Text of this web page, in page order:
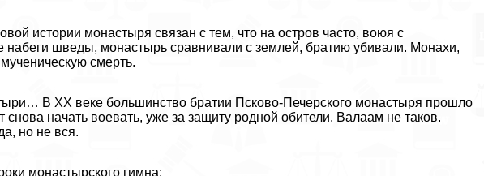
истории монастыря связан с тем, что на остров часто, воюя с
шведы, монастырь сравнивали с землей, братию убивали. Монахи,
cмepть.
В XX веке большинство братии Псково-Печерского монастыря прошло
начать воевать, уже за защиту родной обители. Валаам не таков.
но не вся.
монастырского гимна: